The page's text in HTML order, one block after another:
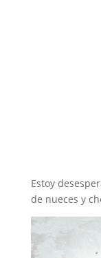
Estoy
de nueces y